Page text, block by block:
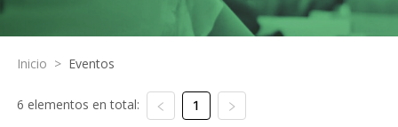
Inicio > Eventos
6 elementos en total: 1